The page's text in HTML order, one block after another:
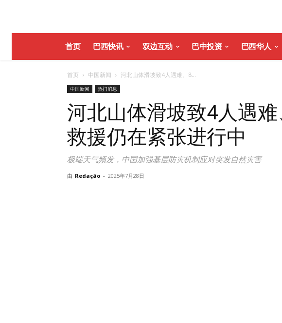
首页 巴西快讯 双边互动 巴中投资 巴西华人
首页 中国新闻 河北山体滑坡致4人遇难、8...
中国新闻 热门消息
河北山体滑坡致4人遇难
救援仍在紧张进行中
极端天气频发，中国加强基层防灾机制应对突发自然灾害
由 Redação - 2025年7月28日